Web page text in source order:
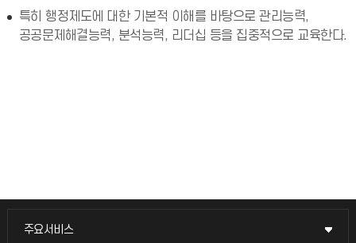
특히 행정제도에 대한 기본적 이해를 바탕으로 관리능력,
공공문제해결능력, 분석능력, 리더십 등을 집중적으로 교육한다.
주요서비스
주요서비스